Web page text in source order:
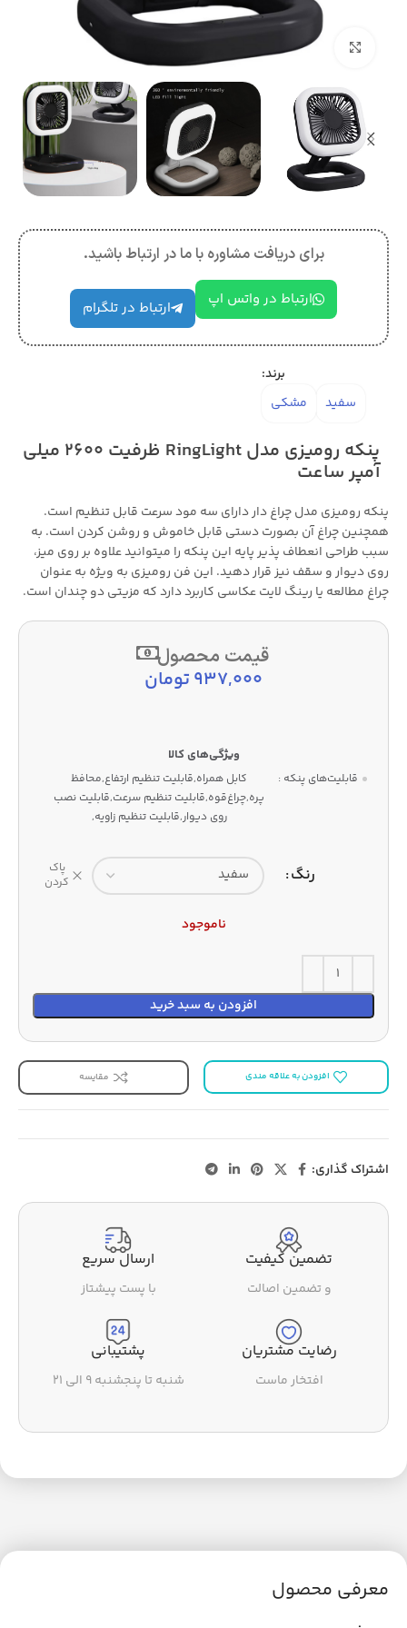
بزرگنمایی تصویر
برای دریافت مشاوره با ما در ارتباط باشید.
ارتباط در واتس اپ ارتباط در تلگرام
برند:
سفید
مشکی
پنکه رومیزی مدل RingLight ظرفیت 2600 میلی
آمپر ساعت
پنکه رومیزی مدل چراغ دار دارای سه مود سرعت قابل تنظیم است.
همچنین چراغ آن بصورت دستی قابل خاموش و روشن کردن است. به
سبب طراحی انعطاف پذیر پایه این پنکه را میتوانید علاوه بر روی میز،
روی دیوار و سقف نیز قرار دهید. این فن رومیزی به ویژه به عنوان
چراغ مطالعه یا رینگ لایت عکاسی کاربرد دارد که مزیتی دو چندان است.
قیمت محصول
937,000تومان
قابلیت‌های پنکه :
کابل همراه,قابلیت تنظیم ارتفاع,محافظ
پره,چراغ‌قوه,قابلیت تنظیم سرعت,قابلیت نصب
روی دیوار,قابلیت تنظیم زاویه,
رنگ
پاک
کردن
ناموجود
افزودن به سبد خرید
افزودن به علاقه مندی مقایسه
اشتراک گذاری:
تضمین کیفیت
و تضمین اصالت
ارسال سریع
با پست پیشتاز
رضایت مشتریان
افتخار ماست
پشتیبانی
شنبه تا پنجشنبه ۹ الی ۲۱
معرفی محصول